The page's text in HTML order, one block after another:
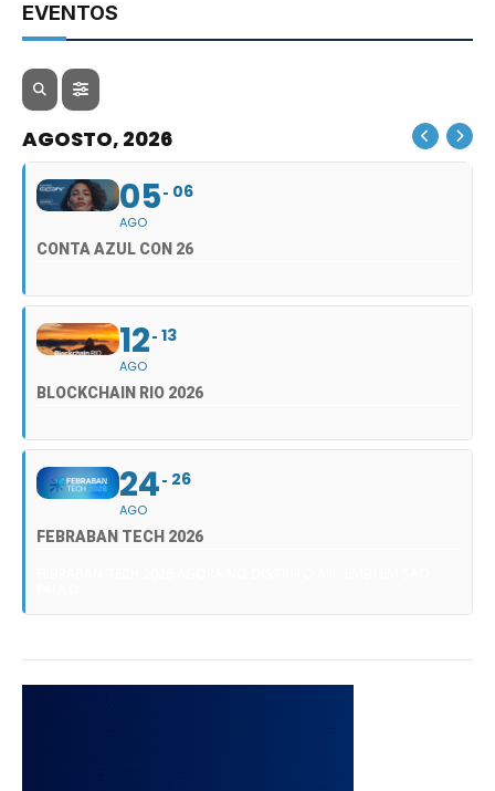
EVENTOS
AGOSTO, 2026
05
AGO
06
CONTA AZUL CON 26
12
AGO
13
BLOCKCHAIN RIO 2026
24
AGO
26
FEBRABAN TECH 2026